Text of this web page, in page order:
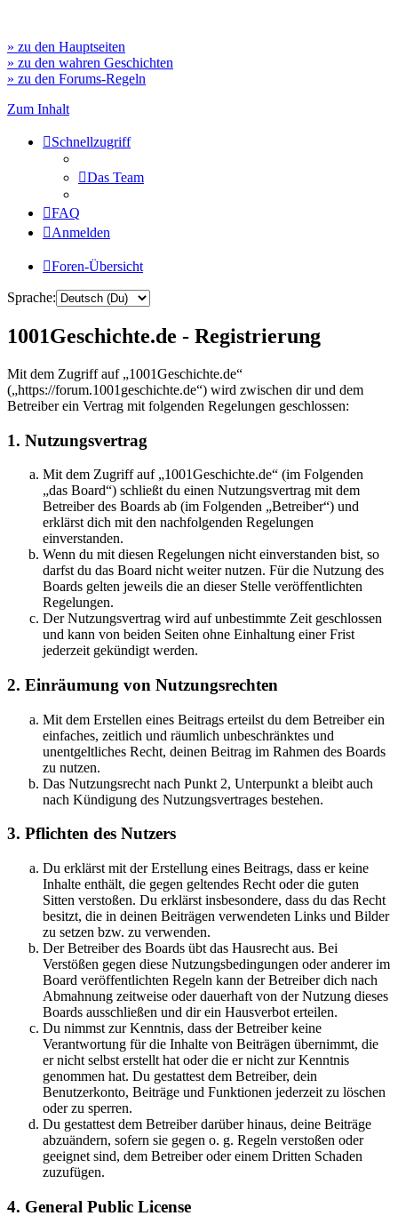
» zu den Hauptseiten
» zu den wahren Geschichten
» zu den Forums-Regeln
Zum Inhalt
Schnellzugriff
Das Team
FAQ
Anmelden
Foren-Übersicht
Sprache:
1001Geschichte.de - Registrierung
Mit dem Zugriff auf „1001Geschichte.de“
(„https://forum.1001geschichte.de“) wird zwischen dir und dem
Betreiber ein Vertrag mit folgenden Regelungen geschlossen:
1. Nutzungsvertrag
Mit dem Zugriff auf „1001Geschichte.de“ (im Folgenden
„das Board“) schließt du einen Nutzungsvertrag mit dem
Betreiber des Boards ab (im Folgenden „Betreiber“) und
erklärst dich mit den nachfolgenden Regelungen
einverstanden.
Wenn du mit diesen Regelungen nicht einverstanden bist, so
darfst du das Board nicht weiter nutzen. Für die Nutzung des
Boards gelten jeweils die an dieser Stelle veröffentlichten
Regelungen.
Der Nutzungsvertrag wird auf unbestimmte Zeit geschlossen
und kann von beiden Seiten ohne Einhaltung einer Frist
jederzeit gekündigt werden.
2. Einräumung von Nutzungsrechten
Mit dem Erstellen eines Beitrags erteilst du dem Betreiber ein
einfaches, zeitlich und räumlich unbeschränktes und
unentgeltliches Recht, deinen Beitrag im Rahmen des Boards
zu nutzen.
Das Nutzungsrecht nach Punkt 2, Unterpunkt a bleibt auch
nach Kündigung des Nutzungsvertrages bestehen.
3. Pflichten des Nutzers
Du erklärst mit der Erstellung eines Beitrags, dass er keine
Inhalte enthält, die gegen geltendes Recht oder die guten
Sitten verstoßen. Du erklärst insbesondere, dass du das Recht
besitzt, die in deinen Beiträgen verwendeten Links und Bilder
zu setzen bzw. zu verwenden.
Der Betreiber des Boards übt das Hausrecht aus. Bei
Verstößen gegen diese Nutzungsbedingungen oder anderer im
Board veröffentlichten Regeln kann der Betreiber dich nach
Abmahnung zeitweise oder dauerhaft von der Nutzung dieses
Boards ausschließen und dir ein Hausverbot erteilen.
Du nimmst zur Kenntnis, dass der Betreiber keine
Verantwortung für die Inhalte von Beiträgen übernimmt, die
er nicht selbst erstellt hat oder die er nicht zur Kenntnis
genommen hat. Du gestattest dem Betreiber, dein
Benutzerkonto, Beiträge und Funktionen jederzeit zu löschen
oder zu sperren.
Du gestattest dem Betreiber darüber hinaus, deine Beiträge
abzuändern, sofern sie gegen o. g. Regeln verstoßen oder
geeignet sind, dem Betreiber oder einem Dritten Schaden
zuzufügen.
4. General Public License